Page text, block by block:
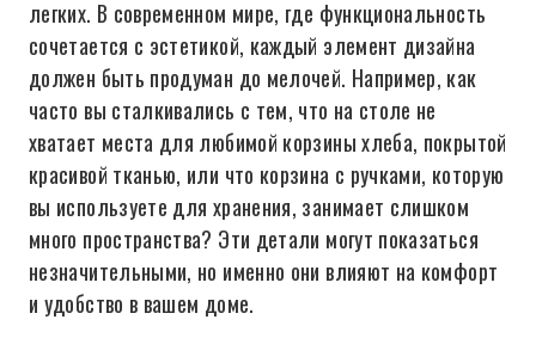
легких. В современном мире, где функциональность
сочетается с эстетикой, каждый элемент дизайна
должен быть продуман до мелочей. Например, как
часто вы сталкивались с тем, что на столе не
хватает места для любимой корзины хлеба, покрытой
красивой тканью, или что корзина с ручками, которую
вы используете для хранения, занимает слишком
много пространства? Эти детали могут показаться
незначительными, но именно они влияют на комфорт
и удобство в вашем доме.